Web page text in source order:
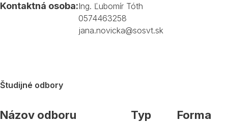
Kontaktná osoba:Ing. Ľubomír Tóth
0574463258
jana.novicka@sosvt.sk
Študijné odbory
Názov odboru
Typ
Forma